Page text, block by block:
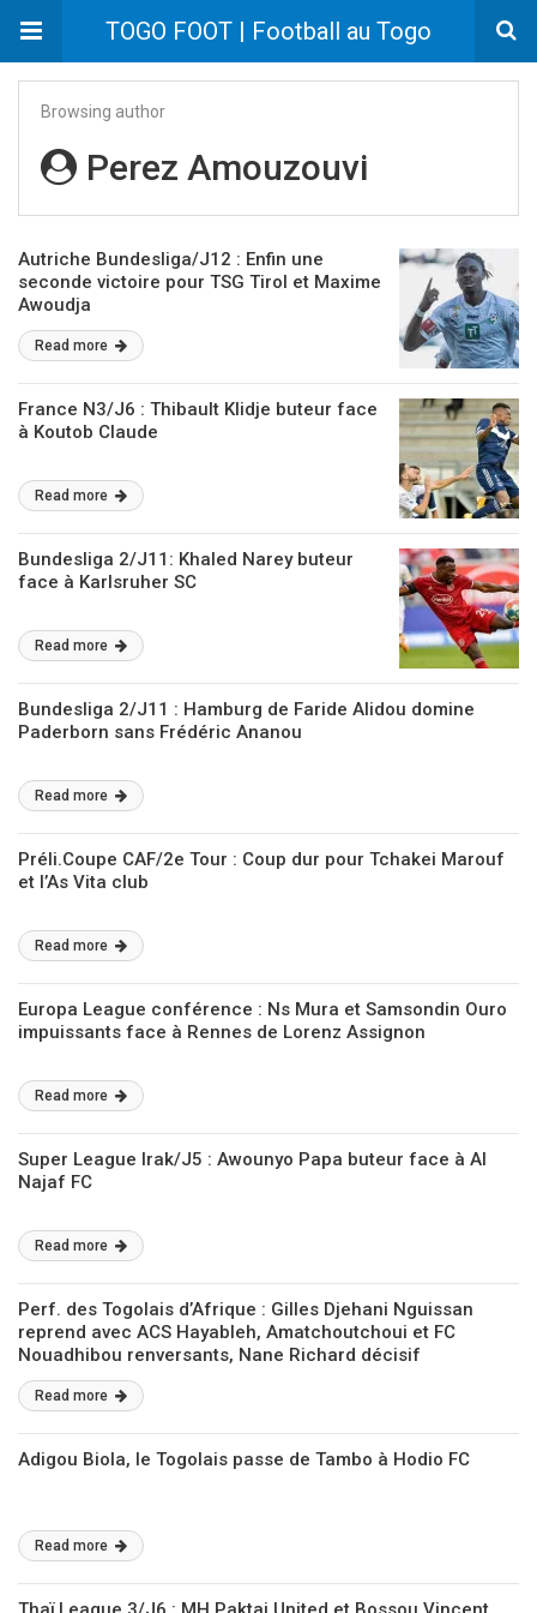
TOGO FOOT | Football au Togo
Browsing author
Perez Amouzouvi
Autriche Bundesliga/J12 : Enfin une
seconde victoire pour TSG Tirol et Maxime
Awoudja
Read more
France N3/J6 : Thibault Klidje buteur face
à Koutob Claude
Read more
Bundesliga 2/J11: Khaled Narey buteur
face à Karlsruher SC
Read more
Bundesliga 2/J11 : Hamburg de Faride Alidou domine
Paderborn sans Frédéric Ananou
Read more
Préli.Coupe CAF/2e Tour : Coup dur pour Tchakei Marouf
et l’As Vita club
Read more
Europa League conférence : Ns Mura et Samsondin Ouro
impuissants face à Rennes de Lorenz Assignon
Read more
Super League Irak/J5 : Awounyo Papa buteur face à Al
Najaf FC
Read more
Perf. des Togolais d’Afrique : Gilles Djehani Nguissan
reprend avec ACS Hayableh, Amatchoutchoui et FC
Nouadhibou renversants, Nane Richard décisif
Read more
Adigou Biola, le Togolais passe de Tambo à Hodio FC
Read more